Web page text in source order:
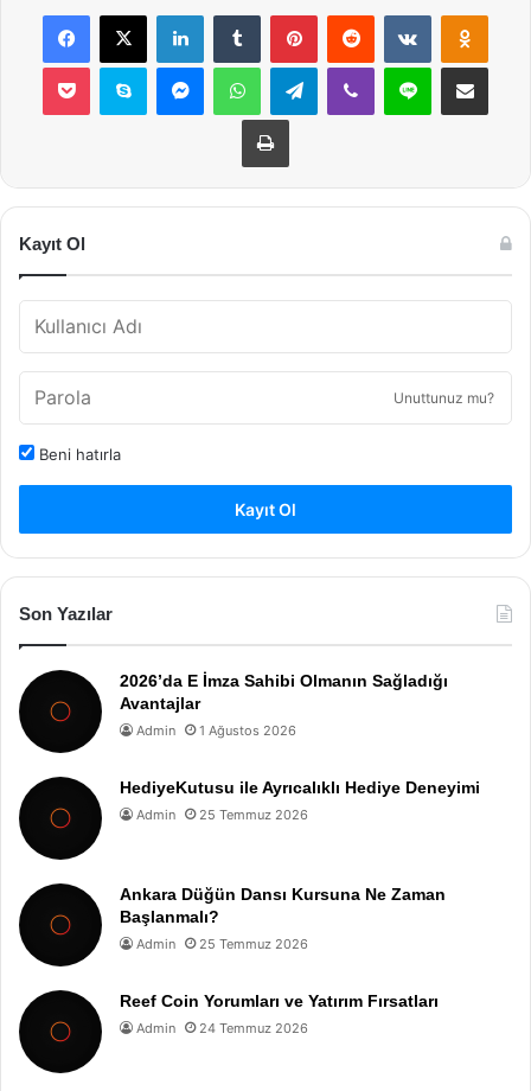
Facebook
X LinkedInTumblr PinterestReddit VKontakte
Pocket Skype MessengerWhatsAppTelegramViber Line E-Posta ile
Yazdır
Kayıt Ol
Unuttunuz mu?
Beni hatırla
Kayıt Ol
Son Yazılar
2026’da E İmza Sahibi Olmanın Sağladığı
Avantajlar
Admin 1 Ağustos 2026
HediyeKutusu ile Ayrıcalıklı Hediye Deneyimi
Admin 25 Temmuz 2026
Ankara Düğün Dansı Kursuna Ne Zaman
Başlanmalı?
Admin 25 Temmuz 2026
Reef Coin Yorumları ve Yatırım Fırsatları
Admin 24 Temmuz 2026